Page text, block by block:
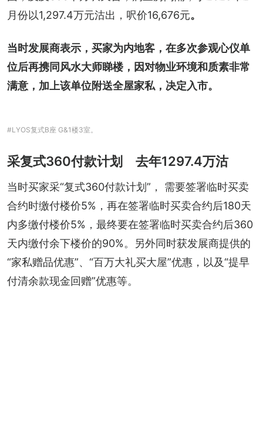
月份以1,297.4万元沽出，呎价16,676元。
当时发展商表示，买家为内地客，在多次参观心仪单
位后再携同风水大师睇楼，因对物业环境和质素非常
满意，加上该单位附送全屋家私，决定入市。
#LYOS复式B座 G&1楼3室。
采复式360付款计划 去年1297.4万沽
当时买家采“复式360付款计划”， 需要签署临时买卖
合约时缴付楼价5%，再在签署临时买卖合约后180天
内多缴付楼价5%，最终要在签署临时买卖合约后360
天内缴付余下楼价的90%。另外同时获发展商提供的
“家私赠品优惠”、“百万大礼买大屋”优惠，以及“提早
付清余款现金回赠”优惠等。